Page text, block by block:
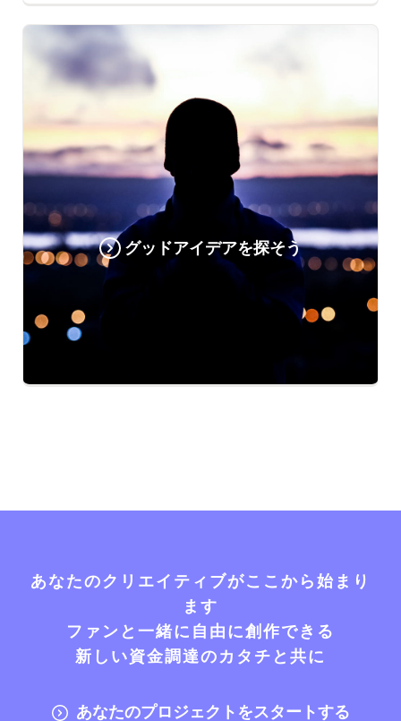
グッドアイデアを探そう
あなたのクリエイティブがここから始まり
ます
ファンと一緒に自由に創作できる
新しい資金調達のカタチと共に
あなたのプロジェクトをスタートする